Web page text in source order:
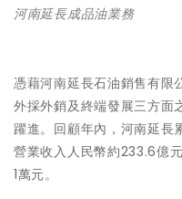
河南延長成品油業務
憑藉河南延長石油銷售有限
外採外銷及終端發展三方面
躍進。回顧年內，河南延
營業收入人民幣約233.6億
1萬元。